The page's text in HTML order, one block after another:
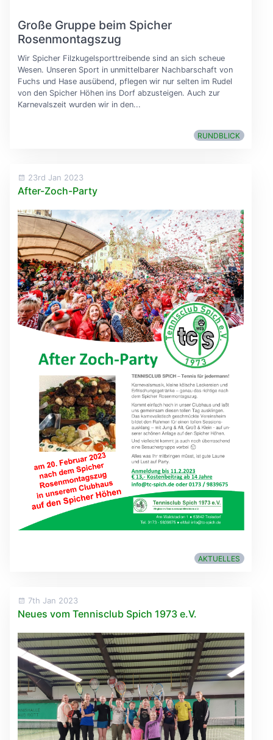
Große Gruppe beim Spicher
Rosenmontagszug
Wir Spicher Filzkugelsporttreibende sind an sich scheue
Wesen. Unseren Sport in unmittelbarer Nachbarschaft von
Fuchs und Hase ausübend, pflegen wir nur selten im Rudel
von den Spicher Höhen ins Dorf abzusteigen. Auch zur
Karnevalszeit wurden wir in den...
RUNDBLICK
23rd Jan 2023
After-Zoch-Party
AKTUELLES
7th Jan 2023
Neues vom Tennisclub Spich 1973 e.V.